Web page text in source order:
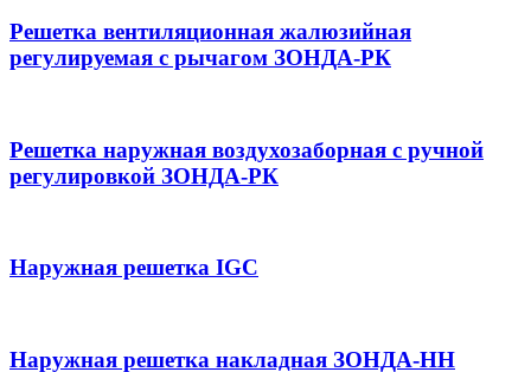
Решетка вентиляционная жалюзийная
регулируемая с рычагом ЗОНДА-РК
Решетка наружная воздухозаборная с ручной
регулировкой ЗОНДА-РК
Наружная решетка IGC
Наружная решетка накладная ЗОНДА-НН